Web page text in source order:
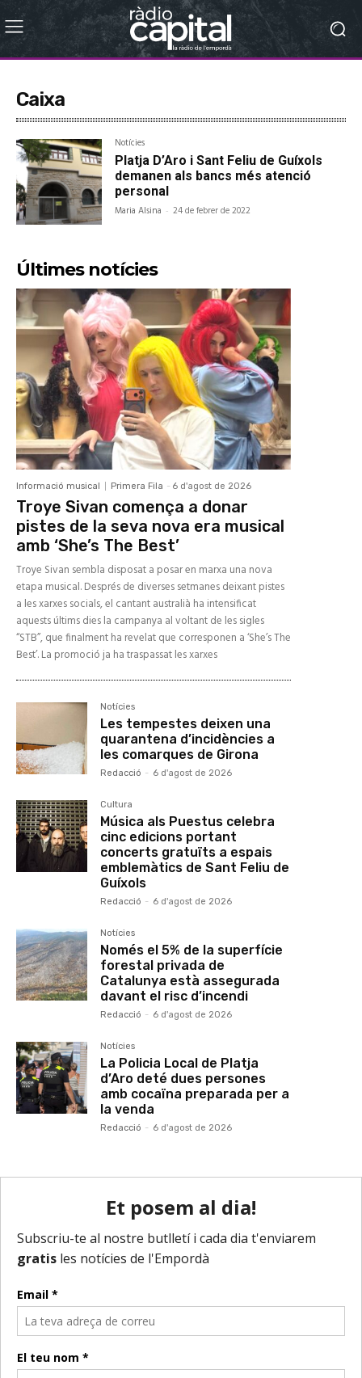
Caixa
Notícies
Platja D’Aro i Sant Feliu de Guíxols
demanen als bancs més atenció
personal
Maria Alsina - 24 de febrer de 2022
Últimes notícies
Informació musical Primera Fila - 6 d'agost de 2026
Troye Sivan comença a donar
pistes de la seva nova era musical
amb ‘She’s The Best’
Troye Sivan sembla disposat a posar en marxa una nova
etapa musical. Després de diverses setmanes deixant pistes
a les xarxes socials, el cantant australià ha intensificat
aquests últims dies la campanya al voltant de les sigles
“STB”, que finalment ha revelat que corresponen a ‘She’s The
Best’. La promoció ja ha traspassat les xarxes
Notícies
Les tempestes deixen una
quarantena d’incidències a
les comarques de Girona
Redacció - 6 d'agost de 2026
Cultura
Música als Puestus celebra
cinc edicions portant
concerts gratuïts a espais
emblemàtics de Sant Feliu de
Guíxols
Redacció - 6 d'agost de 2026
Notícies
Només el 5% de la superfície
forestal privada de
Catalunya està assegurada
davant el risc d’incendi
Redacció - 6 d'agost de 2026
Notícies
La Policia Local de Platja
d’Aro deté dues persones
amb cocaïna preparada per a
la venda
Redacció - 6 d'agost de 2026